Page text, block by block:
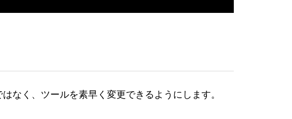
なく、ツールを素早く変更できるようにします。